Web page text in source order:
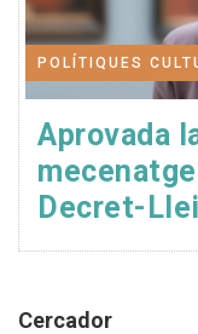
POLÍTIQUES
Aprovada
Decret-Llei
Cercador